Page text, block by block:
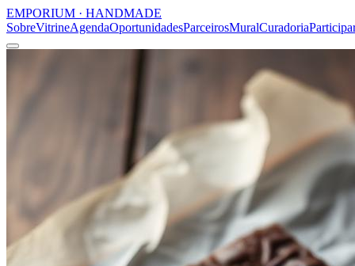
EMPORIUM · HANDMADE
SobreVitrineAgendaOportunidadesParceirosMuralCuradoria